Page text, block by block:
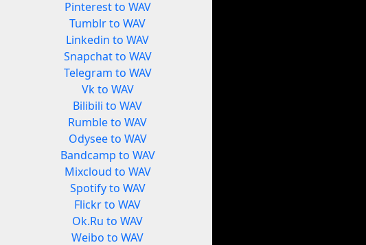
Pinterest to WAV
Tumblr to WAV
Linkedin to WAV
Snapchat to WAV
Telegram to WAV
Vk to WAV
Bilibili to WAV
Rumble to WAV
Odysee to WAV
Bandcamp to WAV
Mixcloud to WAV
Spotify to WAV
Flickr to WAV
Ok.Ru to WAV
Weibo to WAV